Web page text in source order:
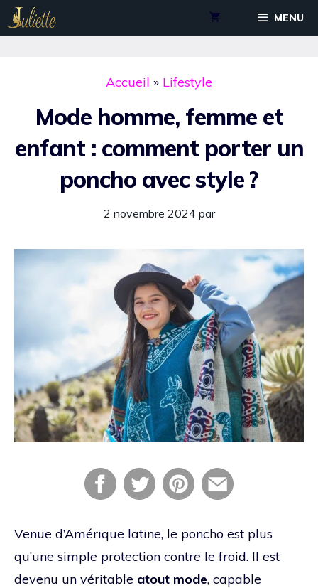
Aller
au
MENU
Accueil » Lifestyle
Mode homme, femme et
enfant : comment porter un
poncho avec style ?
2 novembre 2024 par
Venue d’Amérique latine, le poncho est plus
qu’une simple protection contre le froid. Il est
devenu un véritable atout mode, capable